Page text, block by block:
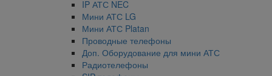
IP АТС NEC
Мини АТС LG
Мини АТС Platan
Проводные телефоны
Доп. Оборудование для мини АТС
Радиотелефоны